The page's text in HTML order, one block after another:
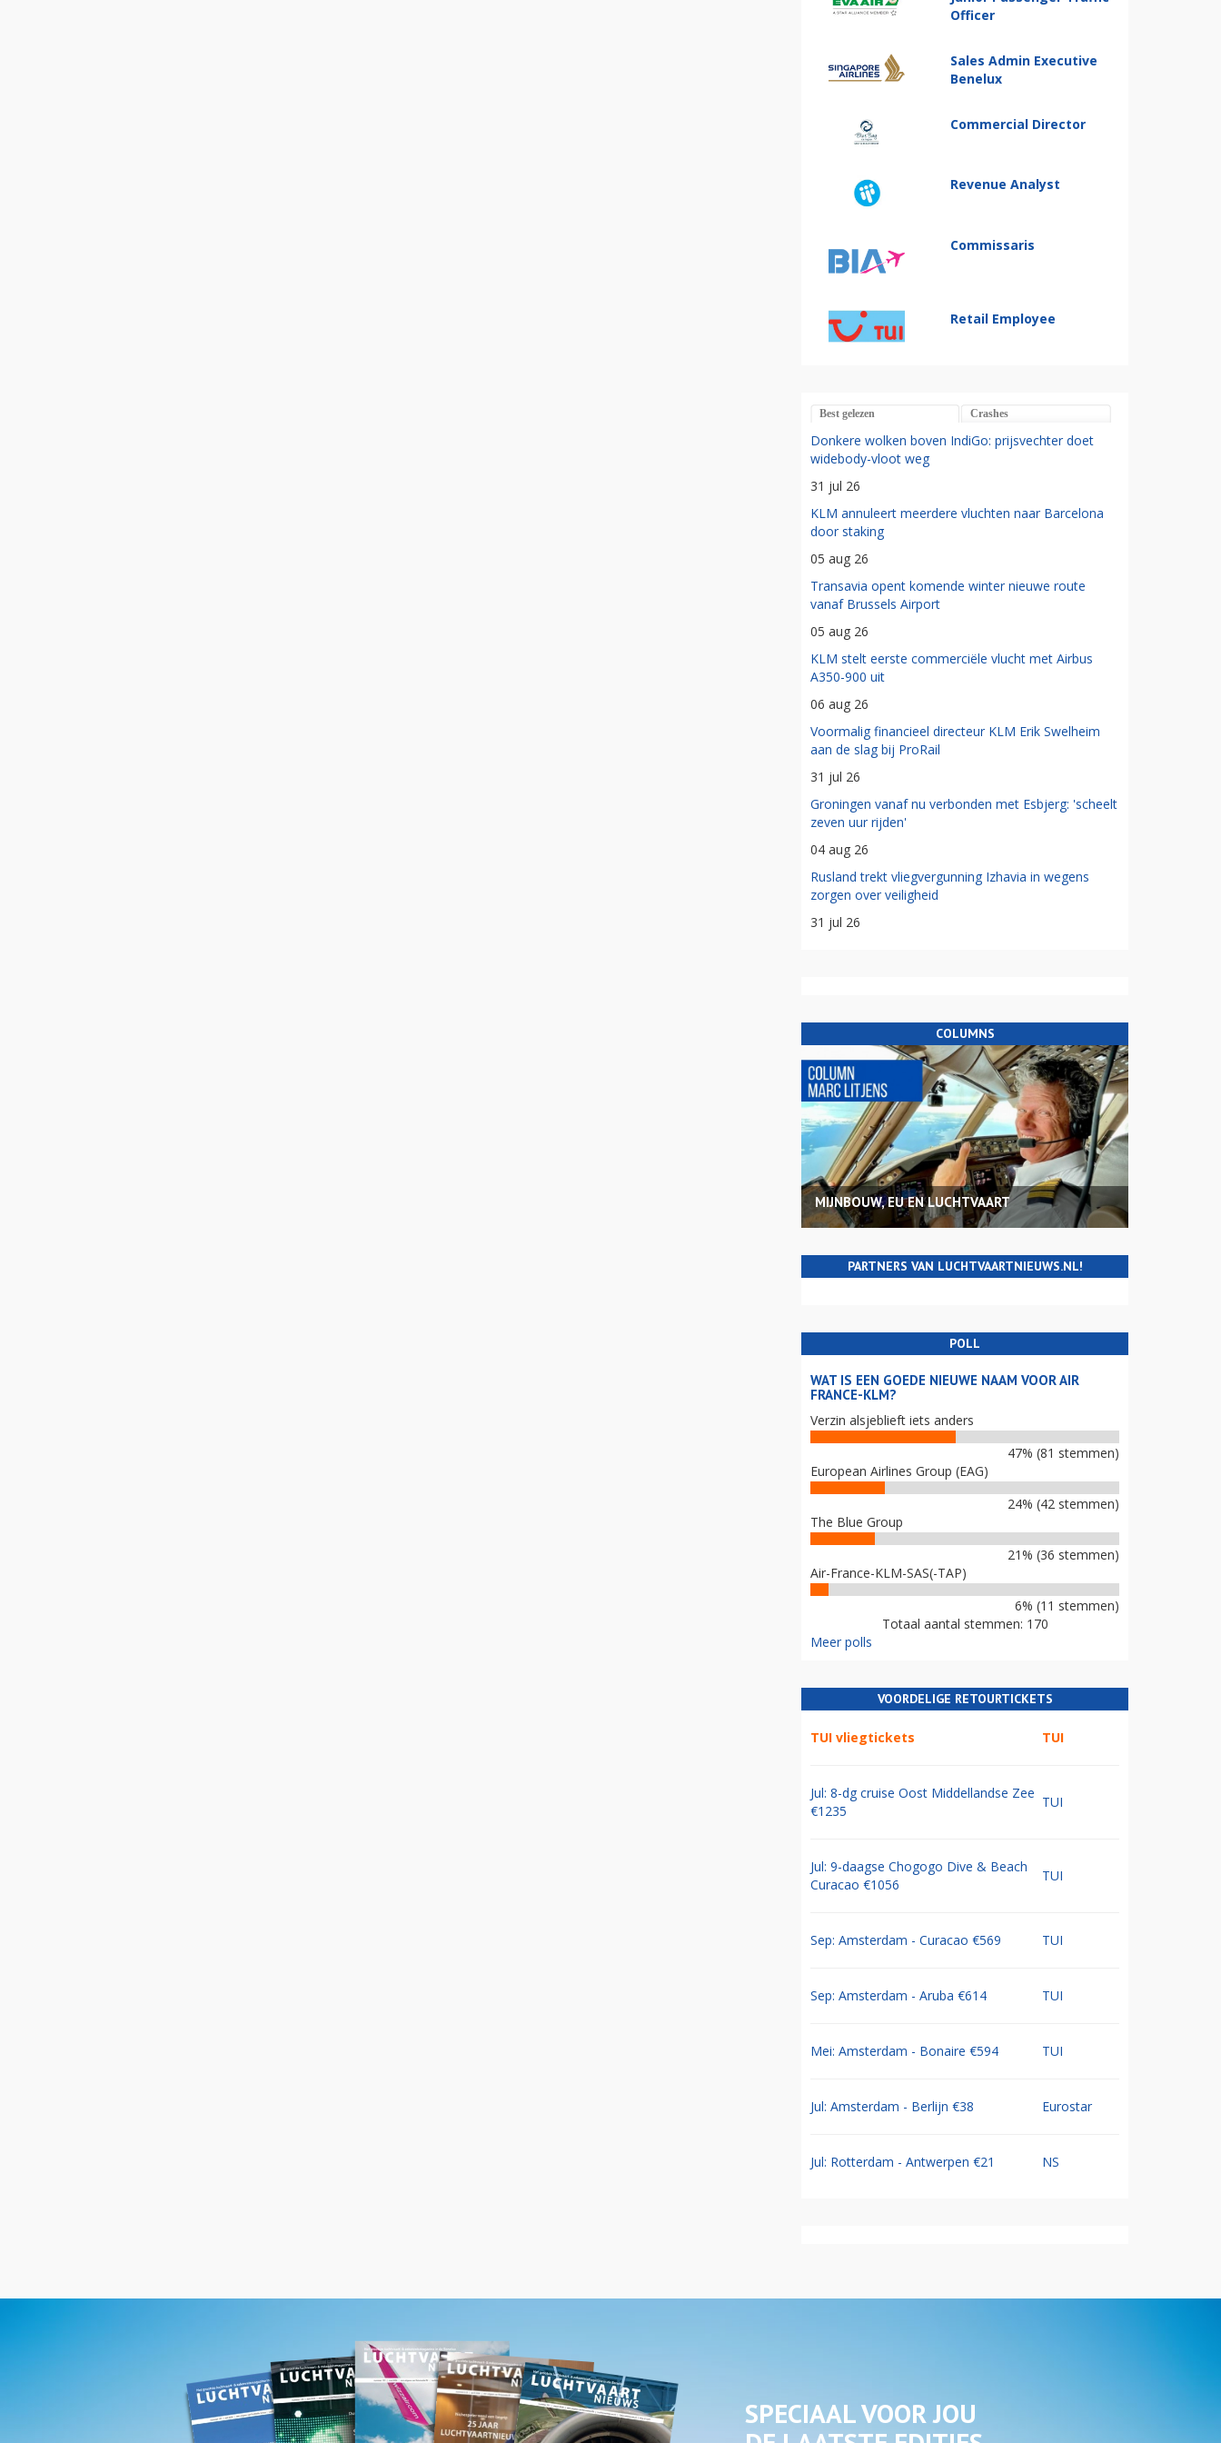
Officer
Sales Admin Executive
Benelux
Commercial Director
Revenue Analyst
Commissaris
Retail Employee
Best gelezen Crashes
Donkere wolken boven IndiGo: prijsvechter doet
widebody-vloot weg
31 jul 26
KLM annuleert meerdere vluchten naar Barcelona
door staking
05 aug 26
Transavia opent komende winter nieuwe route
vanaf Brussels Airport
05 aug 26
KLM stelt eerste commerciële vlucht met Airbus
A350-900 uit
06 aug 26
Voormalig financieel directeur KLM Erik Swelheim
aan de slag bij ProRail
31 jul 26
Groningen vanaf nu verbonden met Esbjerg: 'scheelt
zeven uur rijden'
04 aug 26
Rusland trekt vliegvergunning Izhavia in wegens
zorgen over veiligheid
31 jul 26
COLUMNS
MIJNBOUW, EU EN LUCHTVAART
PARTNERS VAN LUCHTVAARTNIEUWS.NL!
POLL
WAT IS EEN GOEDE NIEUWE NAAM VOOR AIR
FRANCE-KLM?
Verzin alsjeblieft iets anders
47% (81 stemmen)
European Airlines Group (EAG)
24% (42 stemmen)
The Blue Group
21% (36 stemmen)
Air-France-KLM-SAS(-TAP)
6% (11 stemmen)
Totaal aantal stemmen: 170
Meer polls
VOORDELIGE RETOURTICKETS
TUI vliegtickets TUI
Jul: 8-dg cruise Oost Middellandse Zee
€1235
TUI
Jul: 9-daagse Chogogo Dive & Beach
Curacao €1056
TUI
Sep: Amsterdam - Curacao €569 TUI
Sep: Amsterdam - Aruba €614 TUI
Mei: Amsterdam - Bonaire €594 TUI
Jul: Amsterdam - Berlijn €38 Eurostar
Jul: Rotterdam - Antwerpen €21 NS
SPECIAAL VOOR JOU